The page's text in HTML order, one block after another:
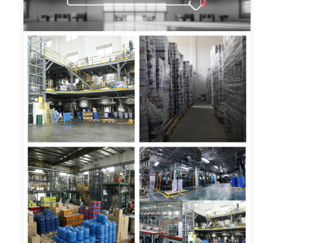
DEMANDE
DE
SOUMISSION
PLAN
SITE
POLITIQUE